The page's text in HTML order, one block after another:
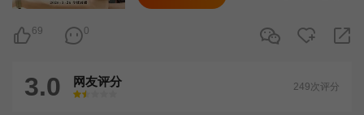
69 0
3.0 网友评分
很差
较差还行推荐力荐
249次评分